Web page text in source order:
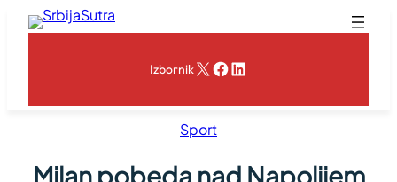
Skoči
IzbornikX Facebook
LinkedIn
Sport
Milan pobeda nad Napolijem